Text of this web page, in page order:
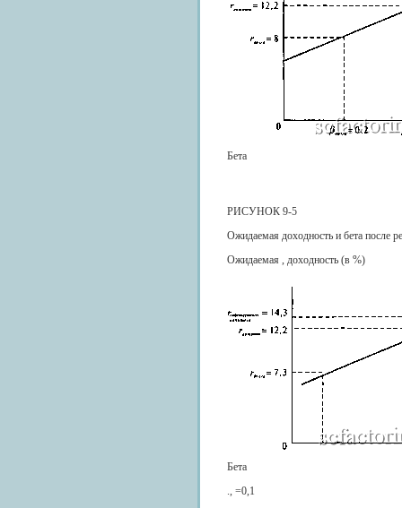
Бета
РИСУНОК 9-5
Ожидаемая доходность и бета после
Ожидаемая , доходность (в %)
Бета
., =0,1